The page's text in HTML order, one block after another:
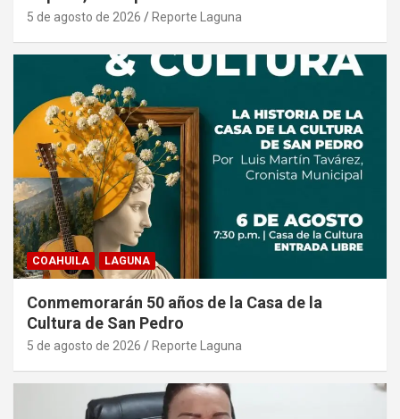
5 de agosto de 2026 Reporte Laguna
COAHUILA LAGUNA
Conmemorarán 50 años de la Casa de la
Cultura de San Pedro
5 de agosto de 2026 Reporte Laguna